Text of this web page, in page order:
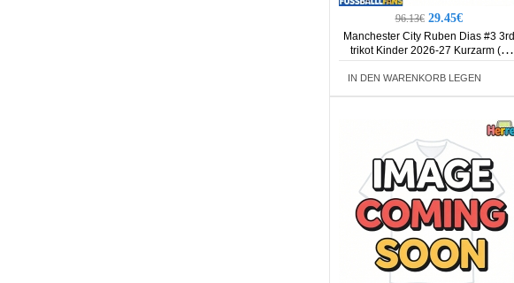
96.13€ 29.45€
Manchester City Ruben Dias #3 3rd
trikot Kinder 2026-27 Kurzarm (+
Kurze Hosen)
IN DEN WARENKORB LEGEN